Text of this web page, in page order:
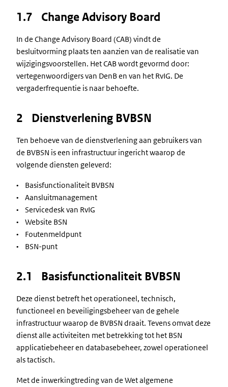
1.7 Change Advisory Board
In de Change Advisory Board (CAB) vindt de
besluitvorming plaats ten aanzien van de realisatie van
wijzigingsvoorstellen. Het CAB wordt gevormd door:
vertegenwoordigers van DenB en van het RvIG. De
vergaderfrequentie is naar behoefte.
2 Dienstverlening BVBSN
Ten behoeve van de dienstverlening aan gebruikers van
de BVBSN is een infrastructuur ingericht waarop de
volgende diensten geleverd:
• Basisfunctionaliteit BVBSN
• Aansluitmanagement
• Servicedesk van RvIG
• Website BSN
• Foutenmeldpunt
• BSN-punt
2.1 Basisfunctionaliteit BVBSN
Deze dienst betreft het operationeel, technisch,
functioneel en beveiligingsbeheer van de gehele
infrastructuur waarop de BVBSN draait. Tevens omvat deze
dienst alle activiteiten met betrekking tot het BSN
applicatiebeheer en databasebeheer, zowel operationeel
als tactisch.
Met de inwerkingtreding van de Wet algemene